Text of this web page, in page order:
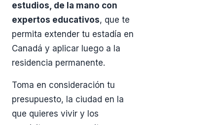
estudios, de la mano con
expertos educativos, que te
permita extender tu estadía en
Canadá y aplicar luego a la
residencia permanente.
Toma en consideración tu
presupuesto, la ciudad en la
que quieres vivir y los